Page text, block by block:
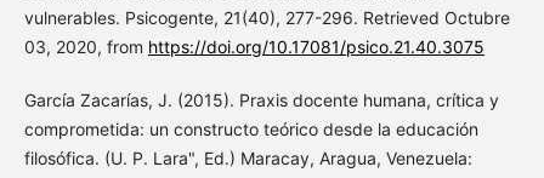
vulnerables. Psicogente, 21(40), 277-296. Retrieved Octubre
03, 2020, from https://doi.org/10.17081/psico.21.40.3075
García Zacarías, J. (2015). Praxis docente humana, crítica y
comprometida: un constructo teórico desde la educación
filosófica. (U. P. Lara", Ed.) Maracay, Aragua, Venezuela: